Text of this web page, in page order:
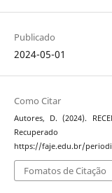
Publicado
2024-05-01
Como Citar
Autores, D. (2024).
https://faje.edu.br/
Fomatos de Citação